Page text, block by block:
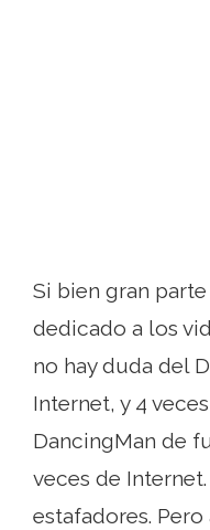
Si bien gran
dedicado a los
no hay duda del
Internet, y 4
DancingMan de
veces de
estafadores.